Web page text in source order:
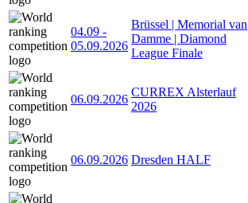
04.09 -
05.09.2026
Brüssel | Memorial van
Damme | Diamond
League Finale
06.09.2026
CURREX Alsterlauf
2026
06.09.2026 Dresden HALF